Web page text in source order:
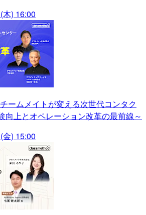
) 16:00
ームメイトが変える次世代コンタク
向上とオペレーション改革の最前線～
) 15:00